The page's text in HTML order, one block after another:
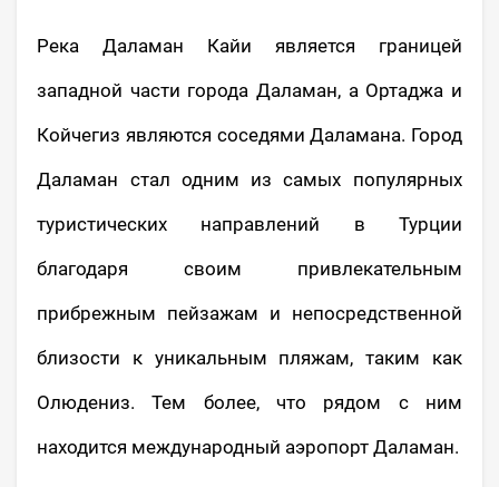
Река Даламан Кайи является границей
западной части города Даламан, а Ортаджа и
Койчегиз являются соседями Даламана. Город
Даламан стал одним из самых популярных
туристических направлений в Турции
благодаря своим привлекательным
прибрежным пейзажам и непосредственной
близости к уникальным пляжам, таким как
Олюдениз. Тем более, что рядом с ним
находится международный аэропорт Даламан.